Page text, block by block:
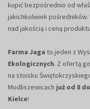
kupić bezpośrednio od
jakichkolwiek
nad jakością i ceną
Farma Jaga to jeden z
Ekologicznych. Z ofertą
na stoisku
Modliszewicach już od 8
Kielce!